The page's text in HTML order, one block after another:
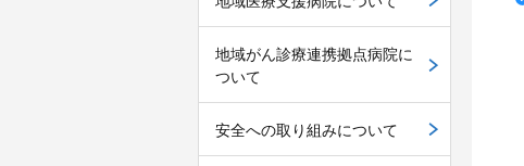
地域がん診療連携拠点病院に
ついて
安全への取り組みについて